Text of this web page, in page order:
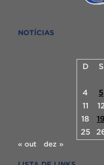
NOTÍCIAS
D S
4
5
11
18
19
25
« out dez »